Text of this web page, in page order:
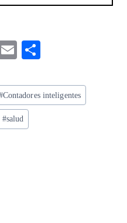
E
ai
l
re
Contadores inteligentes
#salud